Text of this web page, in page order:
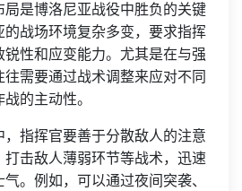
局是博洛尼亚战役中胜负的关键
的战场环境复杂多变，要求指挥
性和应变能力。尤其是在与强
需要通过战术调整来应对不同
的主动性。
指挥官要善于分散敌人的注意
打击敌人薄弱环节等战术，迅速
。例如，可以通过夜间突袭、